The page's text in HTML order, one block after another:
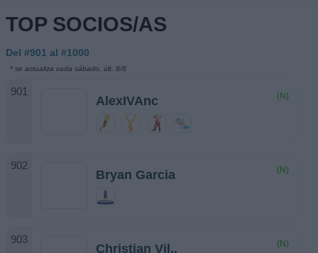
TOP SOCIOS/AS
Del #901 al #1000
* se actualiza cada sábado, últ. 8/8
AlexIVAnc (N)
Bryan Garcia (N)
Christian Vil.. (N)